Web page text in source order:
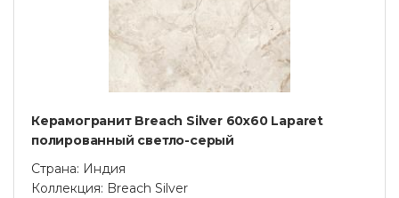
Керамогранит Breach Silver 60x60 Laparet
полированный светло-серый
Страна: Индия
Коллекция: Breach Silver